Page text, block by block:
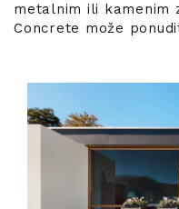
metalnim ili kamenim
Concrete može